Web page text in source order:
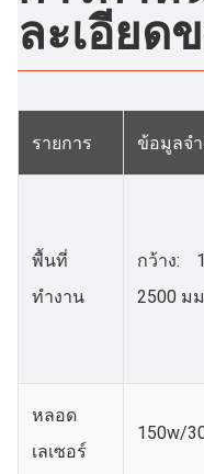
ละเอียด
รายการ ข้อมูลจำ
พื้นที่
ทำงาน
กว้าง:
2500 ม
หลอด
เลเซอร์
150w/